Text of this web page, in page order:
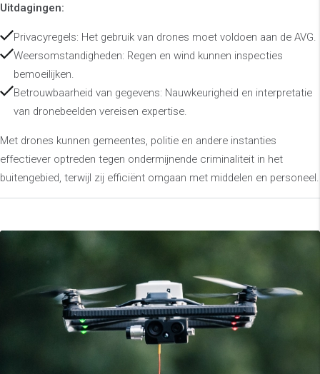
Uitdagingen:
Privacyregels: Het gebruik van drones moet voldoen aan de AVG.
Weersomstandigheden: Regen en wind kunnen inspecties
bemoeilijken.
Betrouwbaarheid van gegevens: Nauwkeurigheid en interpretatie
van dronebeelden vereisen expertise.
Met drones kunnen gemeentes, politie en andere instanties
effectiever optreden tegen ondermijnende criminaliteit in het
buitengebied, terwijl zij efficiënt omgaan met middelen en personeel.